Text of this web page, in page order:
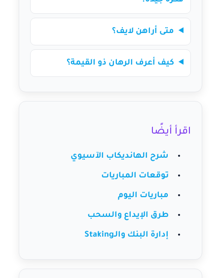
متى أراهن لايف؟
كيف أعرف الرهان ذو القيمة؟
اقرأ أيضًا
شرح الهانديكاب الآسيوي
توقعات المباريات
مباريات اليوم
طرق الإيداع والسحب
إدارة البنك والـStaking